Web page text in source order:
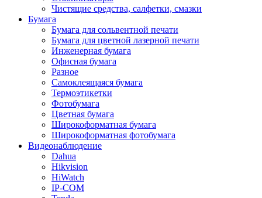
Чистящие средства, салфетки, смазки
Бумага
Бумага для сольвентной печати
Бумага для цветной лазерной печати
Инженерная бумага
Офисная бумага
Разное
Самоклеящаяся бумага
Термоэтикетки
Фотобумага
Цветная бумага
Широкоформатная бумага
Широкоформатная фотобумага
Видеонаблюдение
Dahua
Hikvision
HiWatch
IP-COM